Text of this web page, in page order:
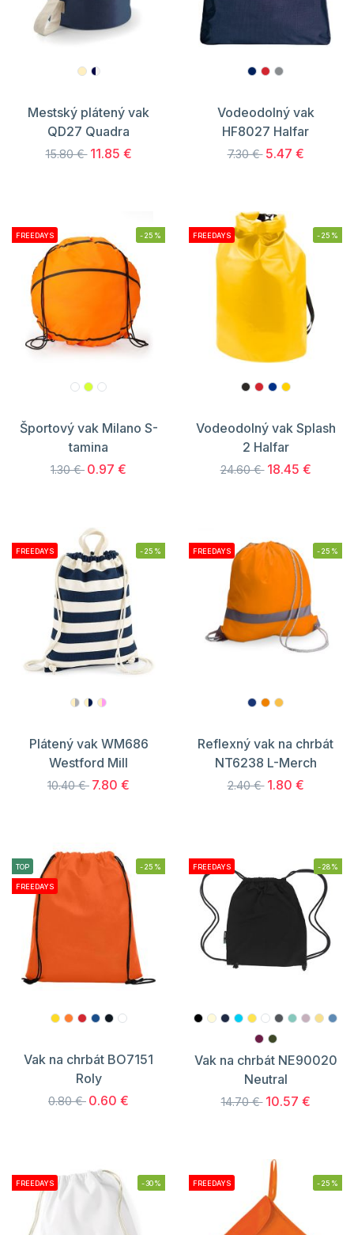
Mestský plátený vak
QD27 Quadra
15.80 € 11.85 €
Vodeodolný vak
HF8027 Halfar
7.30 € 5.47 €
FREEDAYS -25%
Športový vak Milano S-
tamina
1.30 € 0.97 €
FREEDAYS -25%
Vodeodolný vak Splash
2 Halfar
24.60 € 18.45 €
FREEDAYS -25%
Plátený vak WM686
Westford Mill
10.40 € 7.80 €
FREEDAYS -25%
Reflexný vak na chrbát
NT6238 L-Merch
2.40 € 1.80 €
TOP
FREEDAYS
-25%
Vak na chrbát BO7151
Roly
0.80 € 0.60 €
FREEDAYS -28%
Vak na chrbát NE90020
Neutral
14.70 € 10.57 €
FREEDAYS -30% FREEDAYS -25%